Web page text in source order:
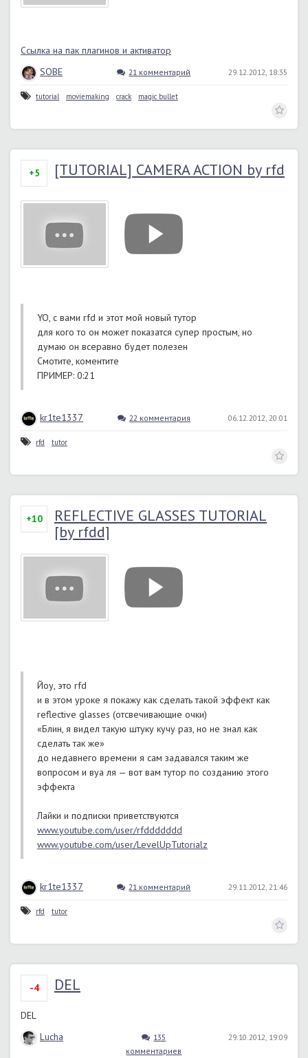
Ссылка на пак плагинов и активатор
SOBE
21 комментарий 29.12.2012, 18:35
tutorial moviemaking crack magic bullet
+5 [TUTORIAL] CAMERA ACTION by rfd
YO, с вами rfd и этот мой новый тутор
для кого то он может показатся супер простым, но
думаю он всеравно будет полезен
Смотите, коментите
ПРИМЕР: 0:21
kr1te1337 22 комментария 06.12.2012, 20:01
rfd tutor
+10
REFLECTIVE GLASSES TUTORIAL
[by rfdd]
Йоу, это rfd
и в этом уроке я покажу как сделать такой эффект как
reflective glasses (отсвечивающие очки)
«Блин, я видел такую штуку кучу раз, но не знал как
сделать так же»
до недавнего времени я сам задавался таким же
вопросом и вуа ля — вот вам тутор по созданию этого
эффекта
Лайки и подписки приветствуются
www.youtube.com/user/rfddddddd
www.youtube.com/user/LevelUpTutorialz
kr1te1337 21 комментарий 29.11.2012, 21:46
rfd tutor
-4 DEL
DEL
Lucha
135
комментариев
29.10.2012, 19:09